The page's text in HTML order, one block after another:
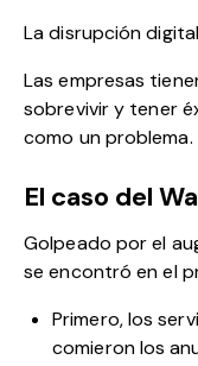
La disrupción
Las empresas
sobrevivir y tener
como un problema.
El caso del
Golpeado por el
se encontró en el
Primero, los
comieron los